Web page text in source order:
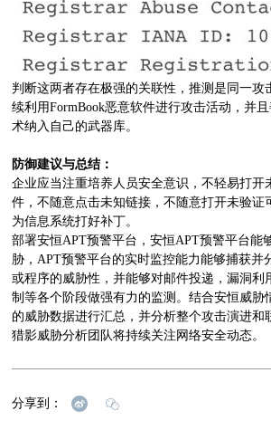
判断这两者存在极强的关联性，推测是同一攻
续利用FormBook恶意软件进行攻击活动，并
术纳入自己的武器库。
防御建议与总结：
企业应当注重培养人员安全意识，不轻易打开
件，不随意点击未知链接，不随意打开未验证
为信息系统打好补丁。
部署安恒APT预警平台，安恒APT预警平台能
胁，APT预警平台的实时监控能力能够捕获并
或程序的威胁性，并能够对邮件投递，漏洞利
制等各个阶段做强有力的监测。结合安恒威胁
的威胁数据进行汇总，并分析整个攻击演进和
猎影威胁分析团队将持续关注网络安全动态。
分享到：